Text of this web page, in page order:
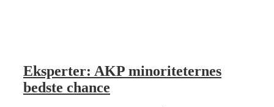
Eksperter: AKP minoriteternes
bedste chance